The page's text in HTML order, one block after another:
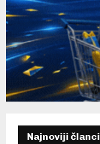
Najnoviji članci